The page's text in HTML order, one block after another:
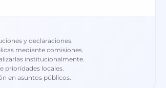
y declaraciones.
mediante comisiones.
institucionalmente.
prioridades locales.
en asuntos públicos.